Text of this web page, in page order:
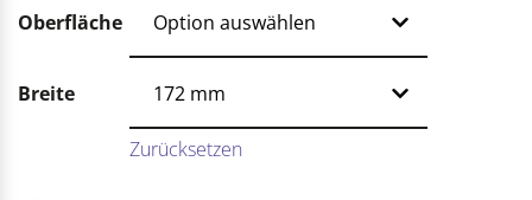
Oberfläche
Breite
Zurücksetzen